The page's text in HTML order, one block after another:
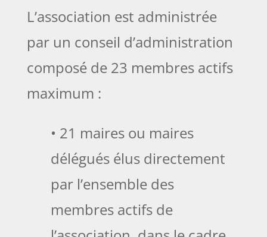
L’association est administrée
par un conseil d’administration
composé de 23 membres actifs
maximum :
• 21 maires ou maires
délégués élus directement
par l’ensemble des
membres actifs de